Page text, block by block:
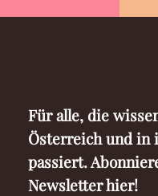
Für alle, die
Österreich und in
passiert.
Newsletter hier!